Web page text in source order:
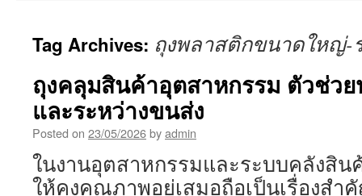
Tag Archives: ถุงพลาสติกขนาดใหญ่-
ถุงคลุมสินค้าอุตสาหกรรม ตัวช่ว
และระหว่างขนส่ง
Posted on 23/05/2026byadmin
ในงานอุตสาหกรรมและระบบคลังสิน
ให้คงคุณภาพอยู่เสมอถือเป็นเรื่องสำ